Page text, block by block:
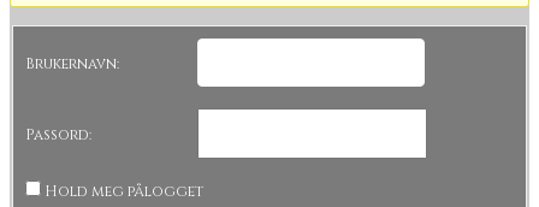
Brukernavn:
Passord:
Hold meg pålogget